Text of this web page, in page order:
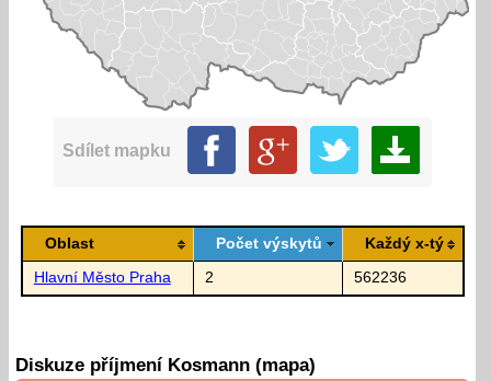
Sdílet mapku
Oblast Počet výskytů Každý x-tý
Hlavní Město Praha 2 562236
Diskuze příjmení Kosmann (mapa)